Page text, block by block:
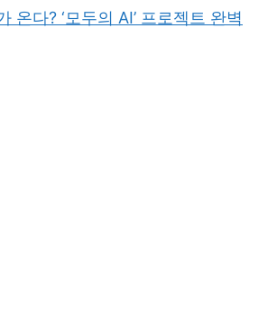
온다? ‘모두의 AI’ 프로젝트 완벽